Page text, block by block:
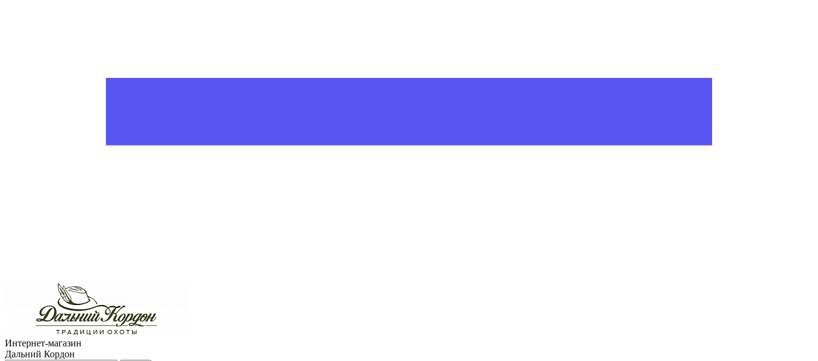
Интернет-магазин
Дальний Кордон